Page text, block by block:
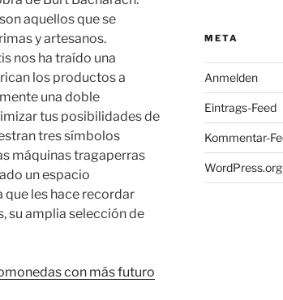
aquellos que se
y artesanos.
nos ha traído una
los productos a
una doble
tus posibilidades de
tres símbolos
máquinas tragaperras
un espacio
que les hace recordar
su amplia selección de
con más futuro
META
Anmelden
Eintrags-Feed
Kommentar-
WordPress.org